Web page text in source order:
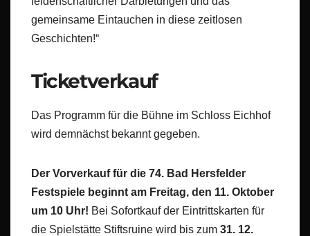
gemeinsame Eintauchen in diese zeitlosen
Geschichten!“
Ticketverkauf
Das Programm für die Bühne im Schloss Eichhof
wird demnächst bekannt gegeben.
Der Vorverkauf für die 74. Bad Hersfelder
Festspiele beginnt am Freitag, den 11. Oktober
um 10 Uhr! Bei Sofortkauf der Eintrittskarten für
die Spielstätte Stiftsruine wird bis zum 31. 12.